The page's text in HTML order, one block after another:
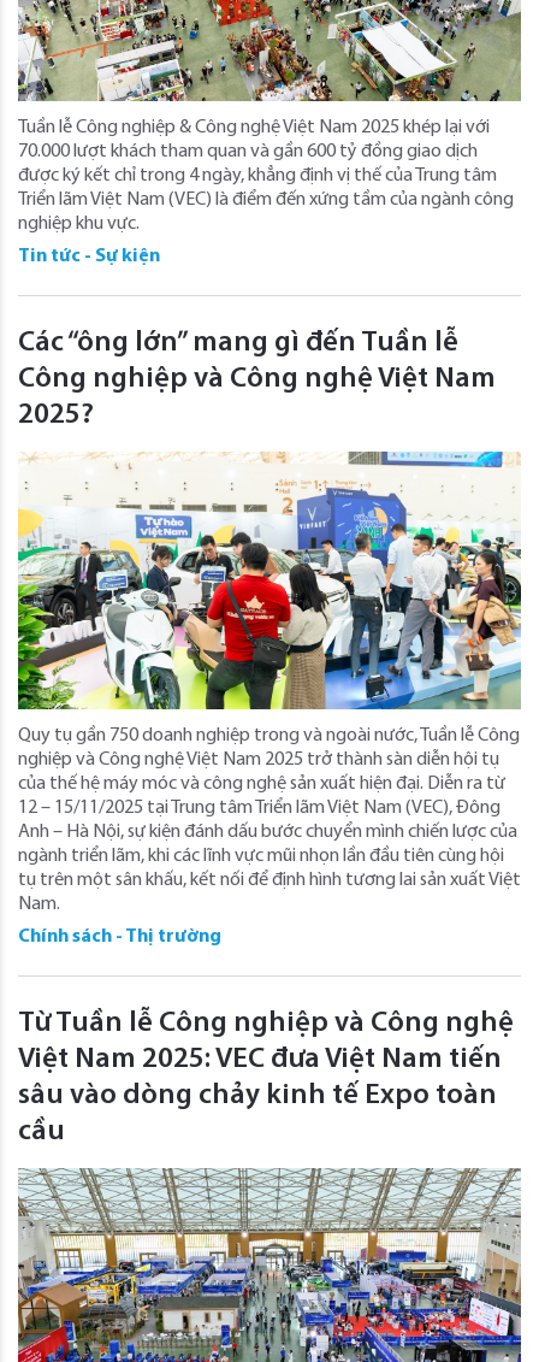
Tuần lễ Công nghiệp & Công nghệ Việt Nam 2025 khép lại với
70.000 lượt khách tham quan và gần 600 tỷ đồng giao dịch
được ký kết chỉ trong 4 ngày, khẳng định vị thế của Trung tâm
Triển lãm Việt Nam (VEC) là điểm đến xứng tầm của ngành công
nghiệp khu vực.
Tin tức - Sự kiện
Các “ông lớn” mang gì đến Tuần lễ
Công nghiệp và Công nghệ Việt Nam
2025?
Quy tụ gần 750 doanh nghiệp trong và ngoài nước, Tuần lễ Công
nghiệp và Công nghệ Việt Nam 2025 trở thành sàn diễn hội tụ
của thế hệ máy móc và công nghệ sản xuất hiện đại. Diễn ra từ
12 – 15/11/2025 tại Trung tâm Triển lãm Việt Nam (VEC), Đông
Anh – Hà Nội, sự kiện đánh dấu bước chuyển mình chiến lược của
ngành triển lãm, khi các lĩnh vực mũi nhọn lần đầu tiên cùng hội
tụ trên một sân khấu, kết nối để định hình tương lai sản xuất Việt
Nam.
Chính sách - Thị trường
Từ Tuần lễ Công nghiệp và Công nghệ
Việt Nam 2025: VEC đưa Việt Nam tiến
sâu vào dòng chảy kinh tế Expo toàn
cầu